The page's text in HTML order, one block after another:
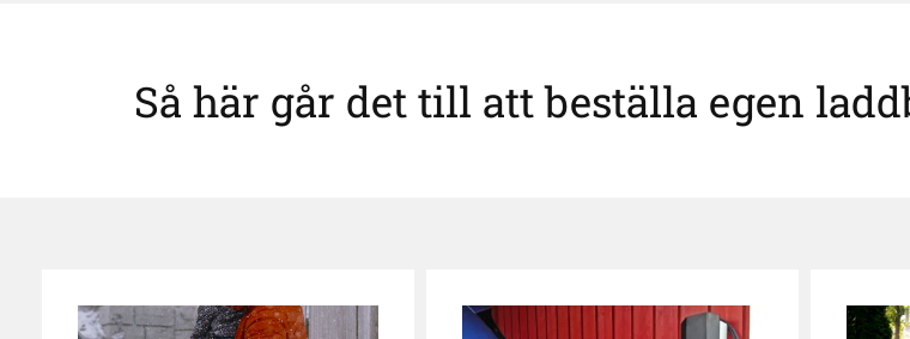
Så här går det till att beställa egen